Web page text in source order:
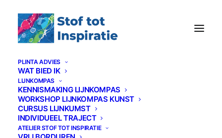
PLINTA ADVIES
WAT BIED IK
LIJNKOMPAS
KENNISMAKING LIJNKOMPAS
WORKSHOP LIJNKOMPAS KUNST
CURSUS LIJNKUMST
INDIVIDUEEL TRAJECT
ATELIER STOF TOT INSPIRATIE